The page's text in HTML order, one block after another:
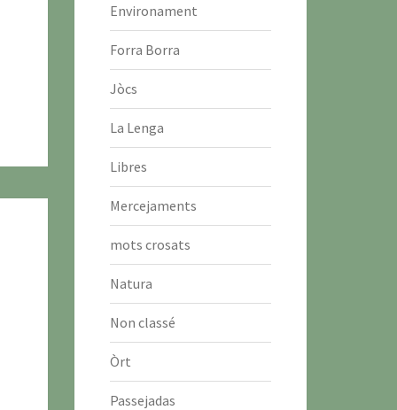
Environament
Forra Borra
Jòcs
La Lenga
Libres
Mercejaments
mots crosats
Natura
Non classé
Òrt
Passejadas